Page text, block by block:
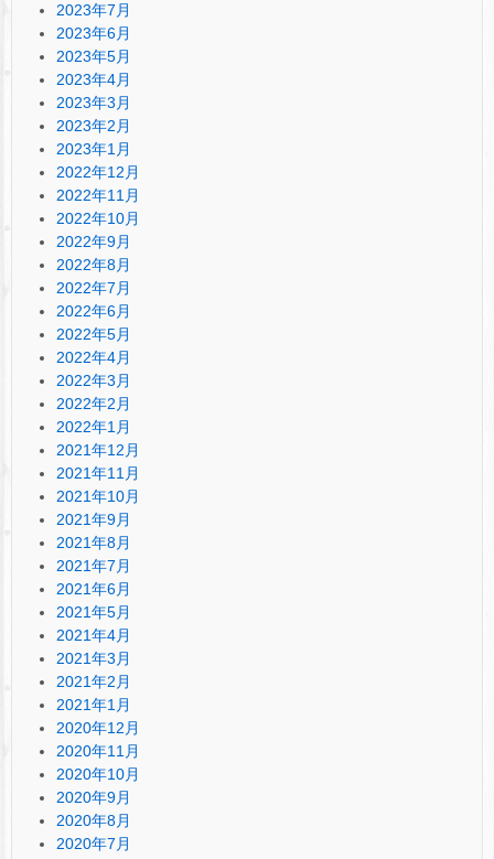
2023年7月
2023年6月
2023年5月
2023年4月
2023年3月
2023年2月
2023年1月
2022年12月
2022年11月
2022年10月
2022年9月
2022年8月
2022年7月
2022年6月
2022年5月
2022年4月
2022年3月
2022年2月
2022年1月
2021年12月
2021年11月
2021年10月
2021年9月
2021年8月
2021年7月
2021年6月
2021年5月
2021年4月
2021年3月
2021年2月
2021年1月
2020年12月
2020年11月
2020年10月
2020年9月
2020年8月
2020年7月